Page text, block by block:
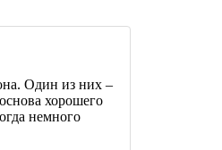
Один из них –
хорошего
немного